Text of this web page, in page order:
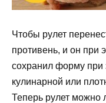
Чтобы рулет
противень, и он при
сохранил форму при
кулинарной или
Теперь рулет можно